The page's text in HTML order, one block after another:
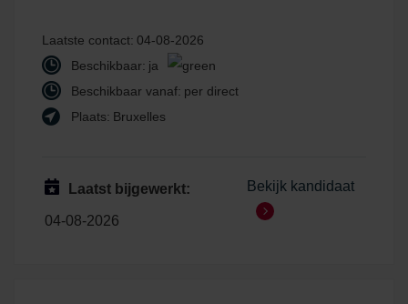
Laatste contact: 04-08-2026
Beschikbaar: ja
Beschikbaar vanaf: per direct
Plaats: Bruxelles
Laatst bijgewerkt:
04-08-2026
Bekijk kandidaat